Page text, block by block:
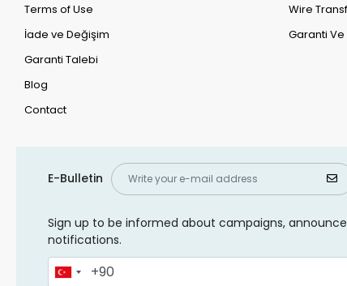
Terms of Use
İade ve Değişim
Garanti Talebi
Blog
Contact
Wire
Garanti Ve
E-Bulletin
Sign up to be informed about campaigns,
notifications.